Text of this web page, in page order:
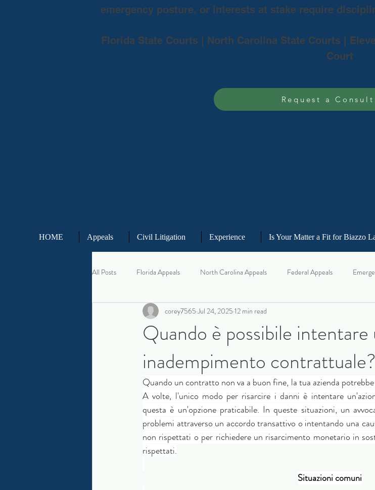
emergency posture, or interests at stake require
Florida State Courts | North Carolina State Courts |
Court
Request a Consult
HOME Appeals Civil Litigation Experience Is Your Matter a Fit for Biazzo
All Posts Florida Appeals North Carolina Appeals Federal Appeals
U.S. Supreme Court Practice Appellate Strategy for Trial Lawyer
North Carolina Civil Litigation Real Estate
Emergency Injunctions Federal Civil Litigation Complex Motions and Discovery
Judgment Enforcement Family Law Appeals
Quando è possibile intentare
inadempimento contrattuale?
corey7565 Jul 24, 2025 12 min read
Quando un contratto non va a buon fine, la tua azienda
A volte, l'unico modo per risarcire i danni è intentare
questa è un'opzione praticabile. In queste situazioni, un
problemi attraverso un accordo transattivo o intentando una
non rispettati o per richiedere un risarcimento monetario in
rispettati.
Situazioni comuni